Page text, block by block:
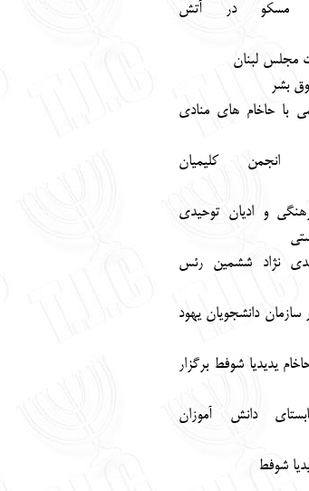
مسكو در آتش
مجلس لبنان
بشر
با حاخام‏ هاي منادي
كليميان
و اديان توحيدي
نژاد ششمين رئس
سازمان دانشجويان يهود
يديديا شوفط برگزار
دانش آموزان
شوفط